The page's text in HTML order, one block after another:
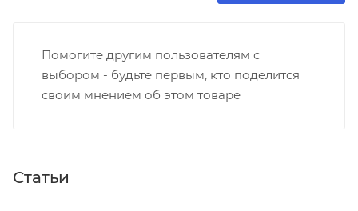
Помогите другим пользователям с
выбором - будьте первым, кто поделится
своим мнением об этом товаре
Статьи